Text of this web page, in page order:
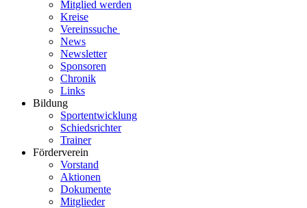
Mitglied werden
Kreise
Vereinssuche
News
Newsletter
Sponsoren
Chronik
Links
Bildung
Sportentwicklung
Schiedsrichter
Trainer
Förderverein
Vorstand
Aktionen
Dokumente
Mitglieder